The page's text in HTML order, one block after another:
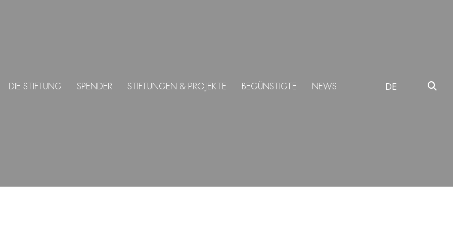
DIE STIFTUNG SPENDER STIFTUNGEN & PROJEKTE BEGÜNSTIGTE NEWS DE